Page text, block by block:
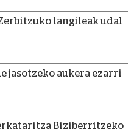
langileak udal
jasotzeko aukera ezarri
Biziberritzeko